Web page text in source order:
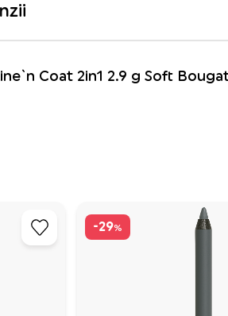
Coat 2in1 2.9 g Soft
-29%